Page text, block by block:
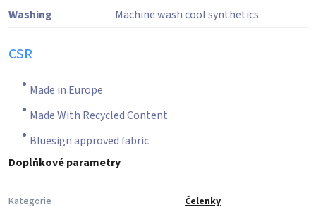
Washing
Machine wash cool synthetics
CSR
Made in Europe
Made With Recycled Content
Bluesign approved fabric
Doplňkové parametry
Kategorie Čelenky